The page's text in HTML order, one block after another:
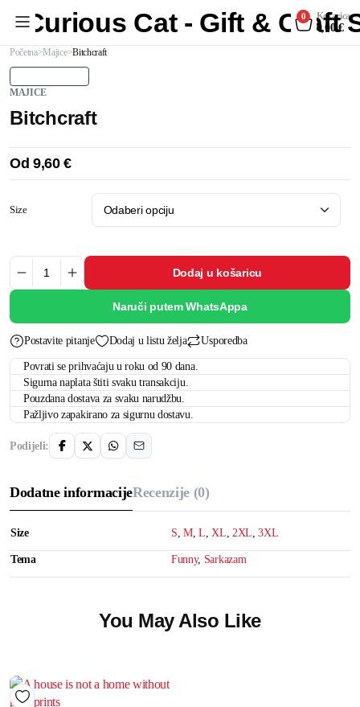
Curious Cat - Gift & Craft
0 Košarica
0,00€
Početna Majice Bitchcraft
MAJICE
Bitchcraft
Od 9,60€
Size
Dodaj u košaricu
Naruči putem WhatsAppa
Postavite pitanje Dodaj u listu želja Usporedba
Povrati se prihvaćaju u roku od 90 dana.
Sigurna naplata štiti svaku transakciju.
Pouzdana dostava za svaku narudžbu.
Pažljivo zapakirano za sigurnu dostavu.
Podijeli:
Dodatne informacijeRecenzije (0)
Size S,M,L,XL, 2XL,3XL
Tema Funny, Sarkazam
You May Also Like